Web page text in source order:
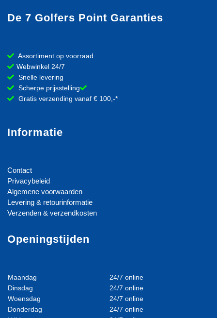
De 7 Golfers Point Garanties
Assortiment op voorraad
Webwinkel 24/7
Snelle levering
Scherpe prijsstelling
Gratis verzending vanaf € 100,-*
Informatie
Contact
Privacybeleid
Algemene voorwaarden
Levering & retourinformatie
Verzenden & verzendkosten
Openingstijden
Maandag
24/7 online
Dinsdag
24/7 online
Woensdag
24/7 online
Donderdag
24/7 online